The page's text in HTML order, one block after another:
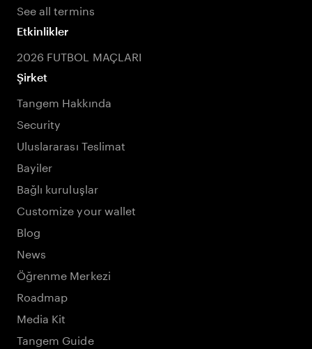
See all termins
Etkinlikler
2026 FUTBOL MAÇLARI
Şirket
Tangem Hakkında
Security
Uluslararası Teslimat
Bayiler
Bağlı kuruluşlar
Customize your wallet
Blog
News
Öğrenme Merkezi
Roadmap
Media Kit
Tangem Guide